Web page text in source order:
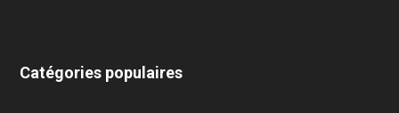
Catégories populaires